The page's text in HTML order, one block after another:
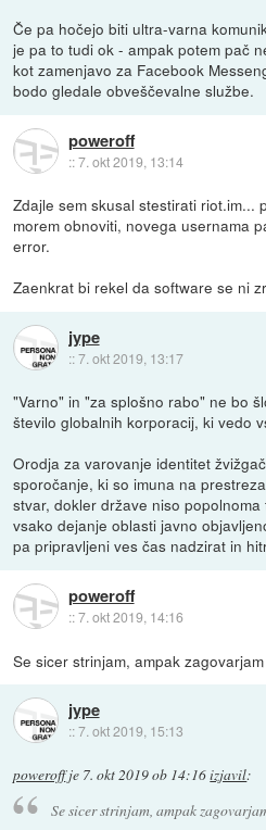
Če pa hočejo biti ultra-varna
je pa to tudi ok - ampak potem pač
kot zamenjavo za Facebook
bodo gledale obveščevalne službe.
poweroff
::7. okt 2019, 13:14
Zdajle sem skusal stestirati riot.im...
morem obnoviti, novega usernama
error.
Zaenkrat bi rekel da software se ni
jype
::7. okt 2019, 13:17
"Varno" in "za splošno rabo" ne bo
število globalnih korporacij, ki vedo
Orodja za varovanje identitet
sporočanje, ki so imuna na
stvar, dokler države niso
vsako dejanje oblasti javno
pa pripravljeni ves čas nadzirat in
poweroff
::7. okt 2019, 14:16
Se sicer strinjam, ampak
jype
::7. okt 2019, 15:13
poweroffje 7. okt 2019 ob 14:16izjavil:
Se sicer strinjam, ampak